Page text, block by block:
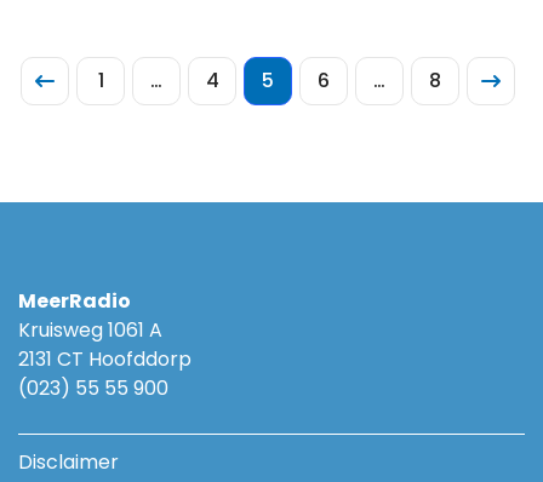
1 … 4 5 6 … 8
MeerRadio
Kruisweg 1061 A
2131 CT Hoofddorp
(023) 55 55 900
Disclaimer